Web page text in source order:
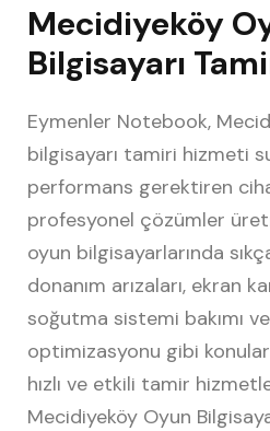
Mecidiyeköy
Bilgisayarı
Eymenler Notebook,
bilgisayarı tamiri hizmeti
performans gerektiren
profesyonel çözümler
oyun bilgisayarlarında
donanım arızaları, ekran
soğutma sistemi bakımı
optimizasyonu gibi
hızlı ve etkili tamir
Mecidiyeköy Oyun